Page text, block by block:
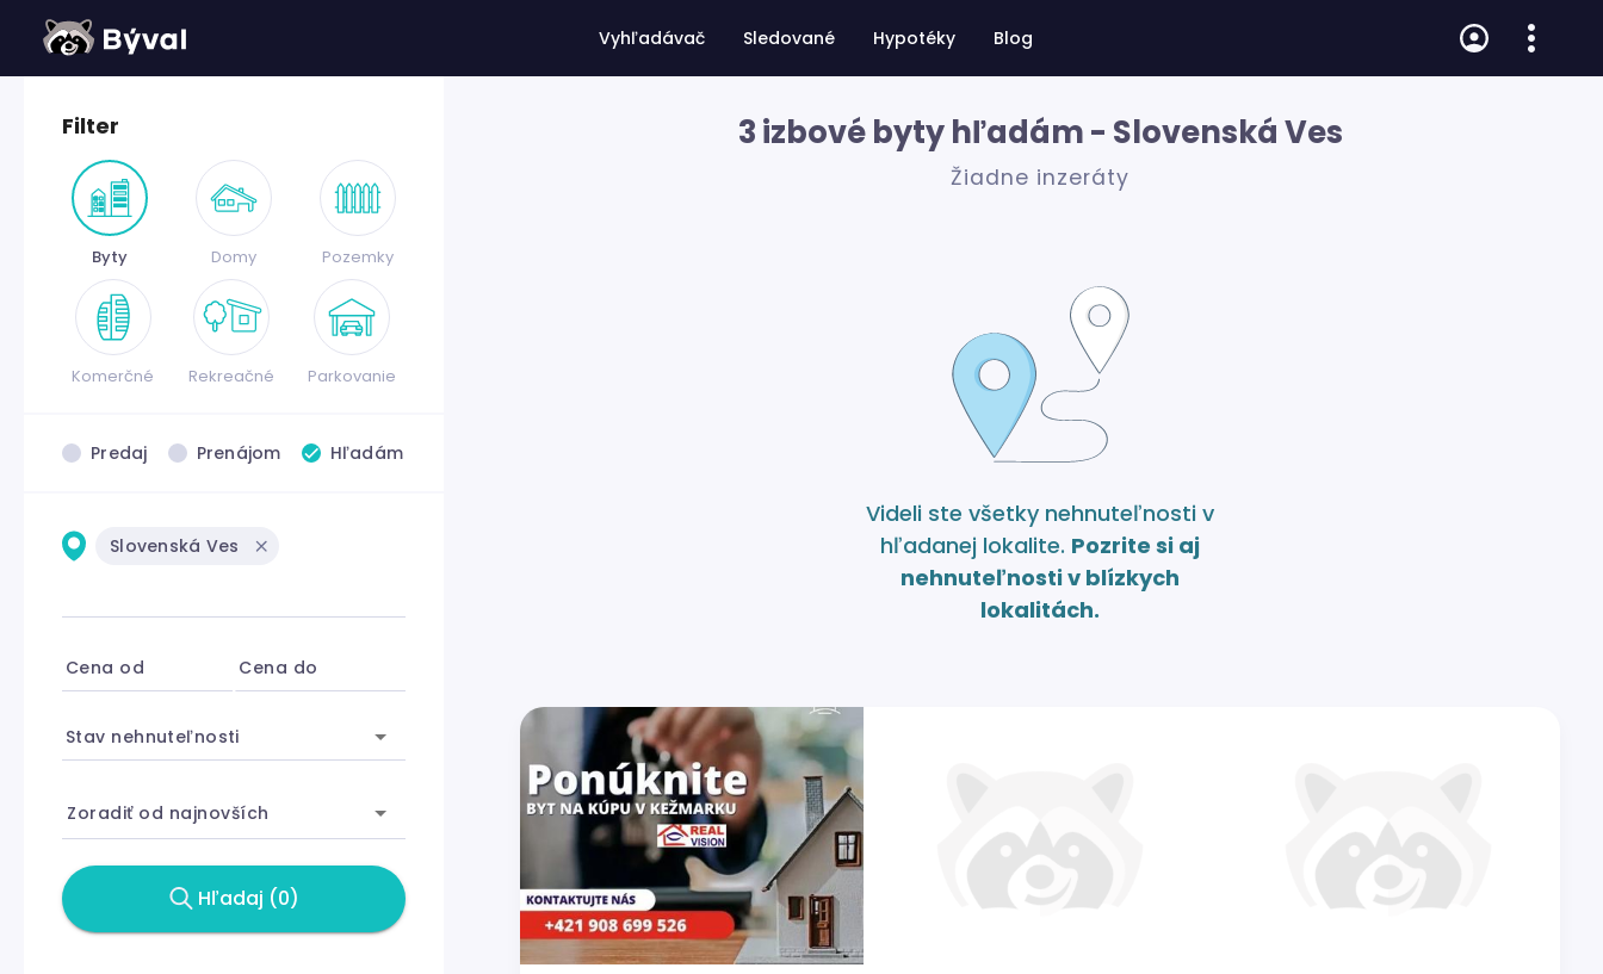
Vyhľadávač Sledované Hypotéky Blog
Filter
Byty Domy Pozemky
Komerčné Rekreačné Parkovanie
Predaj Prenájom Hľadám
Slovenská Ves
Cena od Cena do
Stav nehnuteľnosti
Zoradiť od najnovších
Hľadaj (0)
3 izbové byty hľadám - Slovenská Ves
Žiadne inzeráty
Videli ste všetky nehnuteľnosti v
hľadanej lokalite. Pozrite si aj
nehnuteľnosti v blízkych
lokalitách.